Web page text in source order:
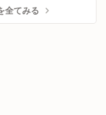
全てみる